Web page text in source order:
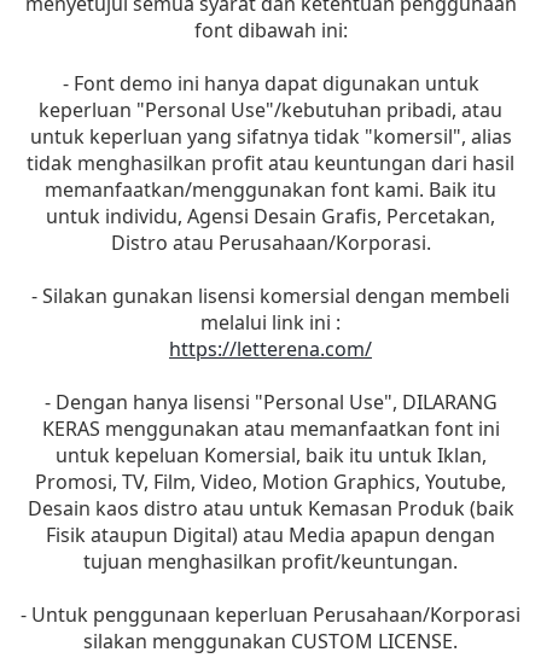
font dibawah ini:
- Font demo ini hanya dapat digunakan untuk
keperluan "Personal Use"/kebutuhan pribadi, atau
untuk keperluan yang sifatnya tidak "komersil", alias
tidak menghasilkan profit atau keuntungan dari hasil
memanfaatkan/menggunakan font kami. Baik itu
untuk individu, Agensi Desain Grafis, Percetakan,
Distro atau Perusahaan/Korporasi.
- Silakan gunakan lisensi komersial dengan membeli
melalui link ini :
https://letterena.com/
- Dengan hanya lisensi "Personal Use", DILARANG
KERAS menggunakan atau memanfaatkan font ini
untuk kepeluan Komersial, baik itu untuk Iklan,
Promosi, TV, Film, Video, Motion Graphics, Youtube,
Desain kaos distro atau untuk Kemasan Produk (baik
Fisik ataupun Digital) atau Media apapun dengan
tujuan menghasilkan profit/keuntungan.
- Untuk penggunaan keperluan Perusahaan/Korporasi
silakan menggunakan CUSTOM LICENSE.